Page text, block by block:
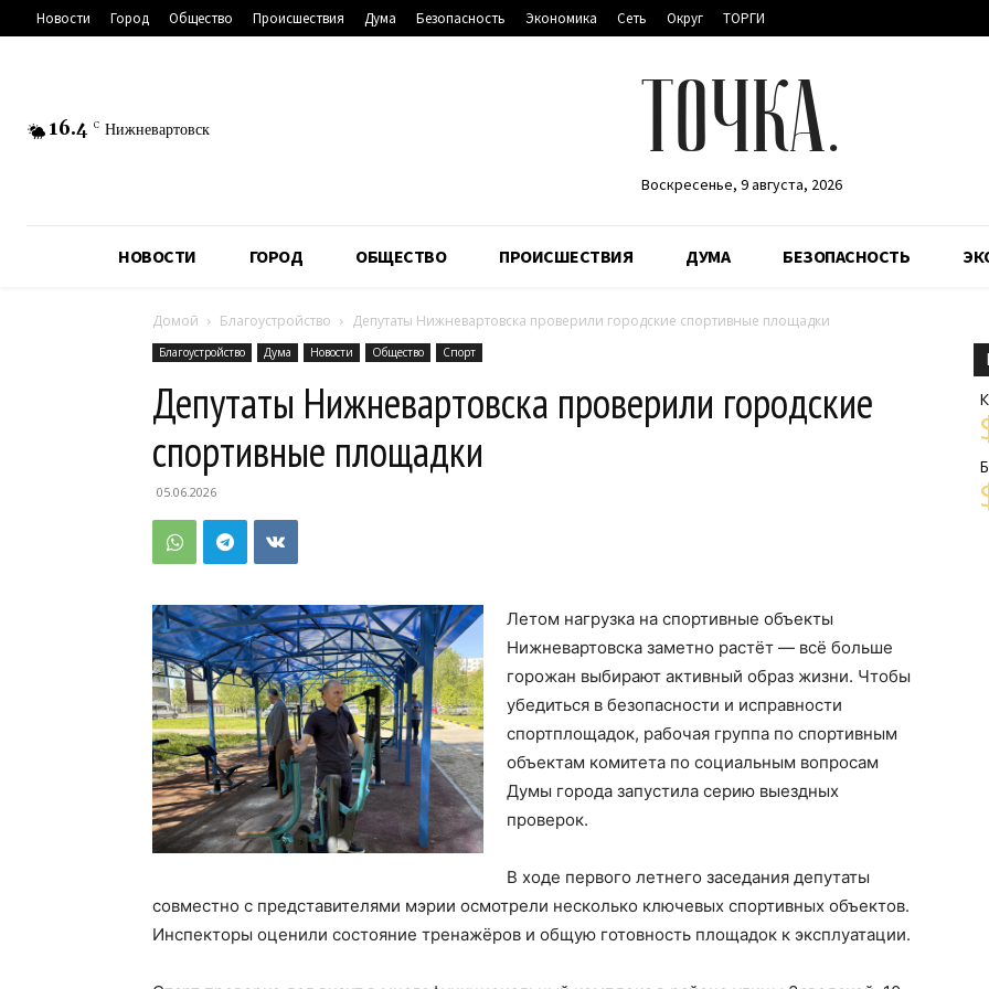
Новости Город Общество Происшествия Дума Безопасность Экономика Сеть Округ ТОРГИ
16.4 C Нижневартовск ТОЧКА.
Воскресенье, 9 августа, 2026
НОВОСТИ ГОРОД ОБЩЕСТВО ПРОИСШЕСТВИЯ ДУМА БЕЗОПАСНОСТЬ
Домой Благоустройство Депутаты Нижневартовска проверили городские спортивные площадки
Благоустройство Дума Новости Общество Спорт
Депутаты Нижневартовска проверили городские
спортивные площадки
05.06.2026
Летом нагрузка на спортивные объекты
Нижневартовска заметно растёт — всё больше
горожан выбирают активный образ жизни. Чтобы
убедиться в безопасности и исправности
спортплощадок, рабочая группа по спортивным
объектам комитета по социальным вопросам
Думы города запустила серию выездных
проверок.
В ходе первого летнего заседания депутаты
совместно с представителями мэрии осмотрели несколько ключевых спортивных объектов.
Инспекторы оценили состояние тренажёров и общую готовность площадок к эксплуатации.